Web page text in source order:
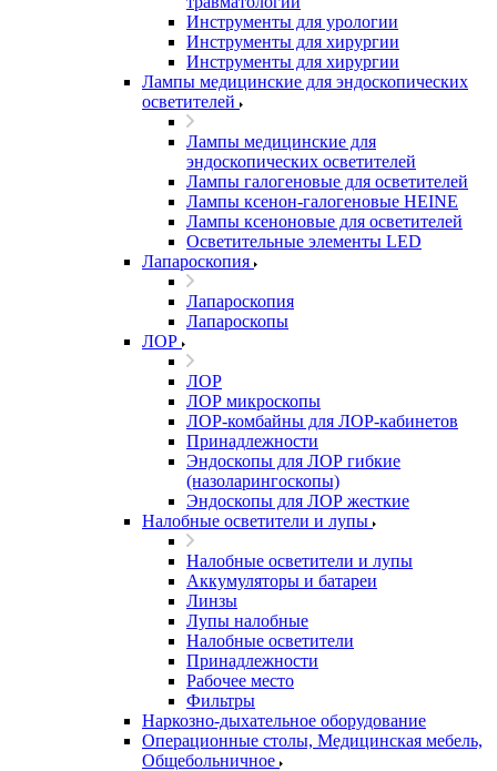
Инструменты для урологии
Инструменты для хирургии
Инструменты для хирургии
Лампы медицинские для эндоскопических
осветителей
Лампы медицинские для
эндоскопических осветителей
Лампы галогеновые для осветителей
Лампы ксенон-галогеновые HEINE
Лампы ксеноновые для осветителей
Осветительные элементы LED
Лапароскопия
Лапароскопия
Лапароскопы
ЛОР
ЛОР
ЛОР микроскопы
ЛОР-комбайны для ЛОР-кабинетов
Принадлежности
Эндоскопы для ЛОР гибкие
(назоларингоскопы)
Эндоскопы для ЛОР жесткие
Налобные осветители и лупы
Налобные осветители и лупы
Аккумуляторы и батареи
Линзы
Лупы налобные
Налобные осветители
Принадлежности
Рабочее место
Фильтры
Наркозно-дыхательное оборудование
Операционные столы, Медицинская мебель,
Общебольничное